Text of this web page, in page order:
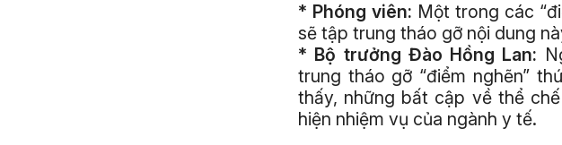
* Phóng viên: Một trong các
sẽ tập trung tháo gỡ nội dung
* Bộ trưởng Đào Hồng Lan:
trung tháo gỡ “điểm nghẽn”
thấy, những bất cập về thể
hiện nhiệm vụ của ngành y tế.